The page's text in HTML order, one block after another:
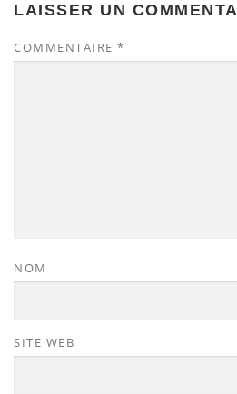
LAISSER UN
COMMENTAIRE *
NOM
SITE WEB